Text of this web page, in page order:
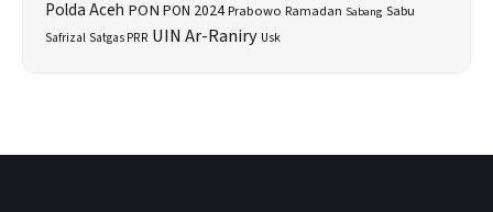
Polda Aceh PON PON 2024Prabowo Ramadan Sabang Sabu
Safrizal Satgas PRR UIN Ar-Raniry Usk